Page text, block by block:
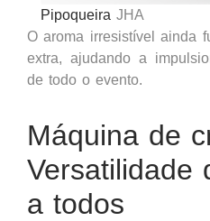
Pipoqueira JHA
O aroma irresistível ainda
extra, ajudando a
de todo o evento.
Máquina de
Versatilidade
a todos